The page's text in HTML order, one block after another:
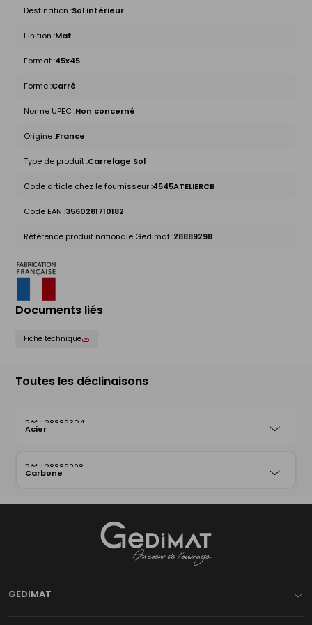
Destination :Sol intérieur
Finition :Mat
Format :45x45
Forme :Carré
Norme UPEC :Non concerné
Origine :France
Type de produit :Carrelage Sol
Code article chez le fournisseur :4545ATELIERCB
Code EAN :3560281710182
Référence produit nationale Gedimat :28889298
Documents liés
Fiche technique
Toutes les déclinaisons
28889304
Acier
28889298
Carbone
GEDIMAT